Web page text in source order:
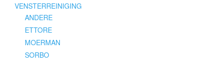
VENSTERREINIGING
ANDERE
ETTORE
MOERMAN
SORBO